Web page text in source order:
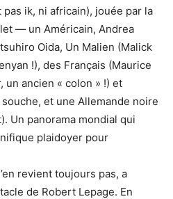
pas ik, ni africain), jouée par la
— un Américain, Andrea
Oida, Un Malien (Malick
!), des Français (Maurice
ancien « colon » !) et
et une Allemande noire
Un panorama mondial qui
plaidoyer pour
revient toujours pas, a
de Robert Lepage. En